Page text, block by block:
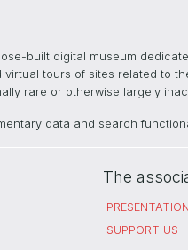
built digital museum
virtual tours of sites related to
rare or otherwise largely
data and search
The
SUPPORT US